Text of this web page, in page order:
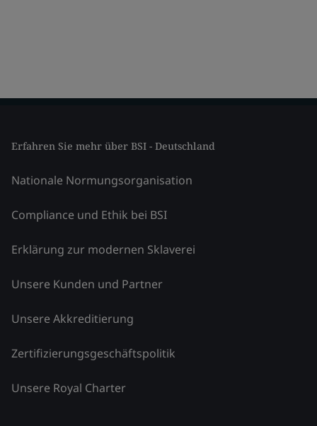
Erfahren Sie mehr über BSI - Deutschland
Nationale Normungsorganisation
Compliance und Ethik bei BSI
Erklärung zur modernen Sklaverei
Unsere Kunden und Partner
Unsere Akkreditierung
Zertifizierungsgeschäftspolitik
Unsere Royal Charter